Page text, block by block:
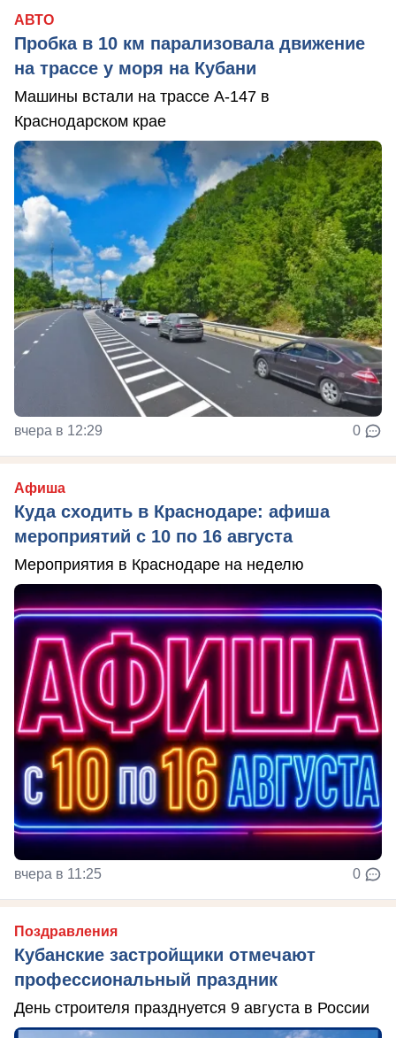
АВТО
Пробка в 10 км парализовала движение
на трассе у моря на Кубани
Машины встали на трассе А-147 в
Краснодарском крае
вчера в 12:29 0
Афиша
Куда сходить в Краснодаре: афиша
мероприятий с 10 по 16 августа
Мероприятия в Краснодаре на неделю
вчера в 11:25 0
Поздравления
Кубанские застройщики отмечают
профессиональный праздник
День строителя празднуется 9 августа в России